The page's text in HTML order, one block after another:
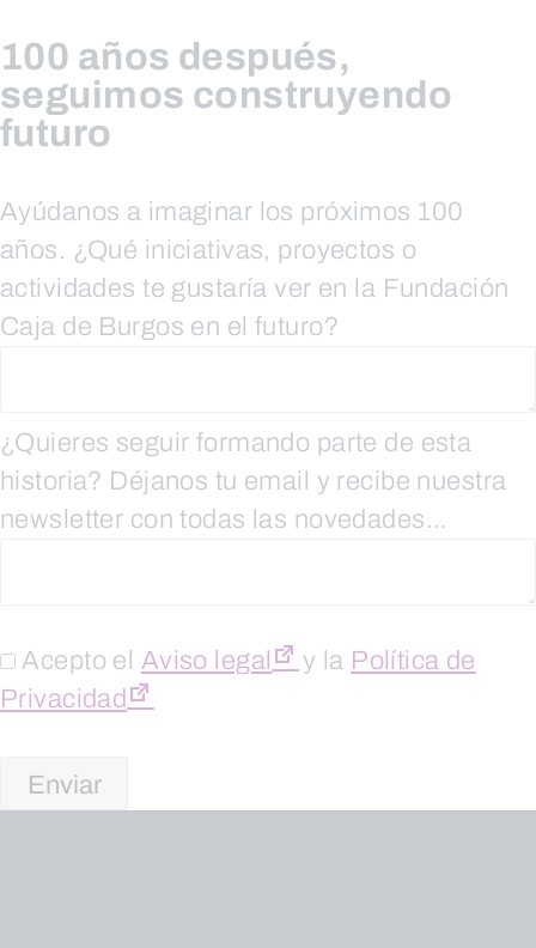
Skip
to
content
100 años después,
seguimos construyendo
futuro
Ayúdanos a imaginar los próximos 100
años. ¿Qué iniciativas, proyectos o
actividades te gustaría ver en la Fundación
Caja de Burgos en el futuro?
¿Quieres seguir formando parte de esta
historia? Déjanos tu email y recibe nuestra
newsletter con todas las novedades…
Acepto el Aviso legal y la Política de
Privacidad